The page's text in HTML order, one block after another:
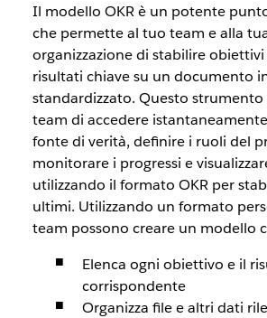
Il modello OKR è un potente
che permette al tuo team e alla
organizzazione di stabilire
risultati chiave su un documento
standardizzato. Questo
team di accedere
fonte di verità, definire i ruoli del
monitorare i progressi e
utilizzando il formato OKR per
ultimi. Utilizzando un formato
team possono creare un modello
Elenca ogni obiettivo e il
corrispondente
Organizza file e altri dati